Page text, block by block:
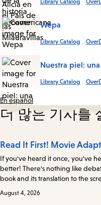
Library Catalog
Wepa
Library Catalog
Nuestra piel:
Library Catalog
En español
더 많은 기사를
Read It First! Movie
If you've heard it once, you've
better! There's nothing like
book and its translation to the
August 4, 2026